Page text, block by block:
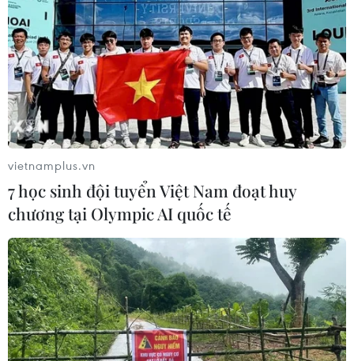
Thủ tướng: Nỗ lực để có vắcxin phòng
dịch COVID-19 ngay trong tháng 2
15/02/2021 11:43
Chỉ đạo cuộc họp, Thủ tướng Nguyễn Xuân Phúc nhấn
mạnh vấn đề vắcxin đối với người dân lúc này là rất
cấp bách. Ngành Y tế triển khai các biện pháp cần thiết
để có nguồn vắcxin trong tháng 2.
vietnamplus.vn
7 học sinh đội tuyển Việt Nam đoạt huy
chương tại Olympic AI quốc tế